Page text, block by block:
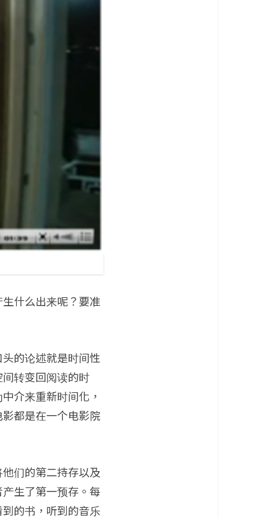
什么出来呢？要准
的论述就是时间性
转变回阅读的时
介来重新时间化，
都是在一个电影院
们的第二持存以及
生了第一预存。每
的书，听到的音乐